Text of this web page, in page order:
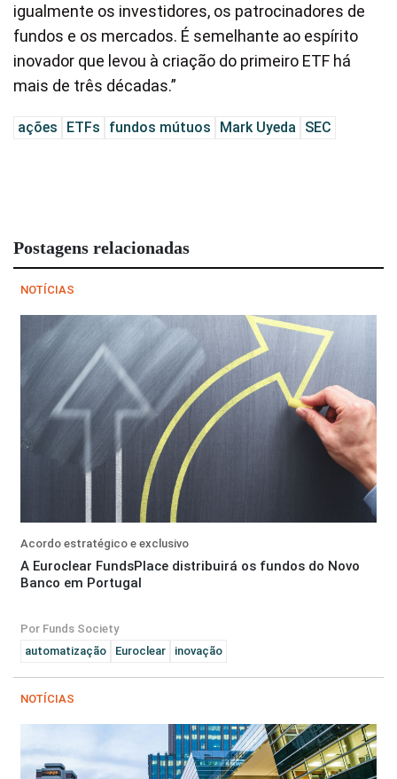
igualmente os investidores, os patrocinadores de
fundos e os mercados. É semelhante ao espírito
inovador que levou à criação do primeiro ETF há
mais de três décadas.”
ações ETFs fundos mútuos Mark Uyeda SEC
Postagens relacionadas
NOTÍCIAS
Acordo estratégico e exclusivo
A Euroclear FundsPlace distribuirá os fundos do Novo
Banco em Portugal
Por Funds Society
automatização
Euroclear inovação
NOTÍCIAS